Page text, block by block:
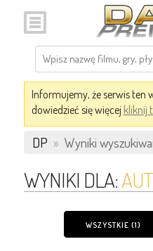
Informujemy, że serwis ten
dowiedzieć się więcej kliknij
DP » Wyniki
WYNIKI DLA:
WSZYSTKIE (1)